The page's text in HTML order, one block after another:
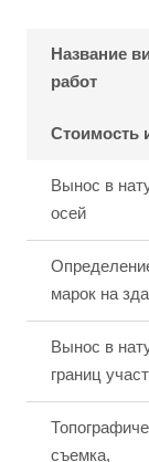
Название
работ
Стоимость
Вынос в
осей
марок на
Вынос в
границ
съемка,